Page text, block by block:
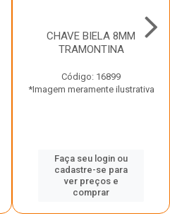
CHAVE BIELA 8MM
TRAMONTINA
Código: 16899
*Imagem meramente ilustrativa
Faça seu login ou
cadastre-se para
ver preços e
comprar